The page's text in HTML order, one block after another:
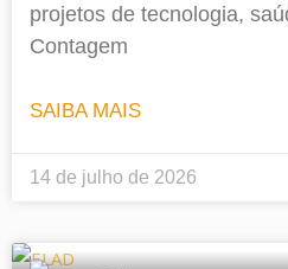
projetos de tecnologia,
Contagem
SAIBA MAIS
14 de julho de 2026